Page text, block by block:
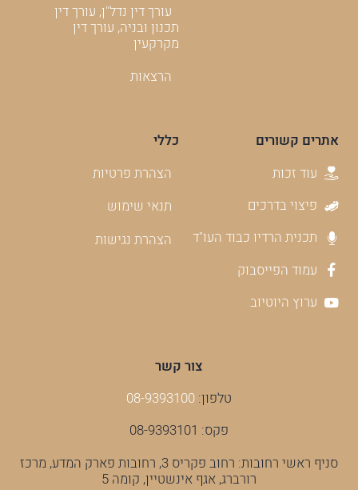
עורך דין נדל"ן, עורך דין
תכנון ובניה, עורך דין
מקרקעין
הרצאות
אתרים קשורים
עוד זכות
פיצוי בדרכים
תכנית הרדיו כבוד העו"ד
עמוד הפייסבוק
ערוץ היוטיוב
כללי
הצהרת פרטיות
תנאי שימוש
הצהרת נגישות
צור קשר
טלפון: 08-9393100
פקס: 08-9393101
סניף ראשי רחובות: רחוב פקריס 3, רחובות פארק המדע, מרכז
רורברג, אגף אינשטיין, קומה 5